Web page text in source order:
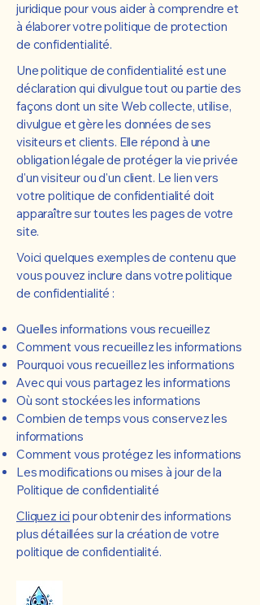
juridique pour vous aider à comprendre et
à élaborer votre politique de protection
de confidentialité.
Une politique de confidentialité est une
déclaration qui divulgue tout ou partie des
façons dont un site Web collecte, utilise,
divulgue et gère les données de ses
visiteurs et clients. Elle répond à une
obligation légale de protéger la vie privée
d'un visiteur ou d'un client. Le lien vers
votre politique de confidentialité doit
apparaître sur toutes les pages de votre
site.
Voici quelques exemples de contenu que
vous pouvez inclure dans votre politique
de confidentialité :
Quelles informations vous recueillez
Comment vous recueillez les informations
Pourquoi vous recueillez les informations
Avec qui vous partagez les informations
Où sont stockées les informations
Combien de temps vous conservez les
informations
Comment vous protégez les informations
Les modifications ou mises à jour de la
Politique de confidentialité
Cliquez ici pour obtenir des informations
plus détaillées sur la création de votre
politique de confidentialité.